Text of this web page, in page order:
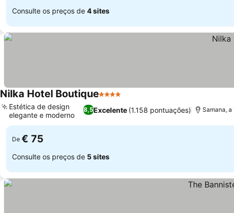
Consulte os preços de 4 sites
Nilka Hotel Boutique4 Estrelas
8,5Excelente (1.158 pontuações)
Estética de design
elegante e moderno
Samana,
De € 75
Consulte os preços de 5 sites